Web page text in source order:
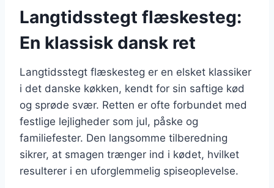
Langtidsstegt flæskesteg:
En klassisk dansk ret
Langtidsstegt flæskesteg er en elsket klassiker
i det danske køkken, kendt for sin saftige kød
og sprøde svær. Retten er ofte forbundet med
festlige lejligheder som jul, påske og
familiefester. Den langsomme tilberedning
sikrer, at smagen trænger ind i kødet, hvilket
resulterer i en uforglemmelig spiseoplevelse.